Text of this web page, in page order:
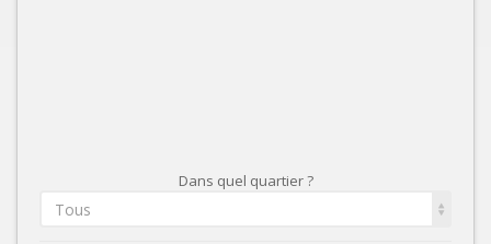
Dans quel quartier ?
Tous